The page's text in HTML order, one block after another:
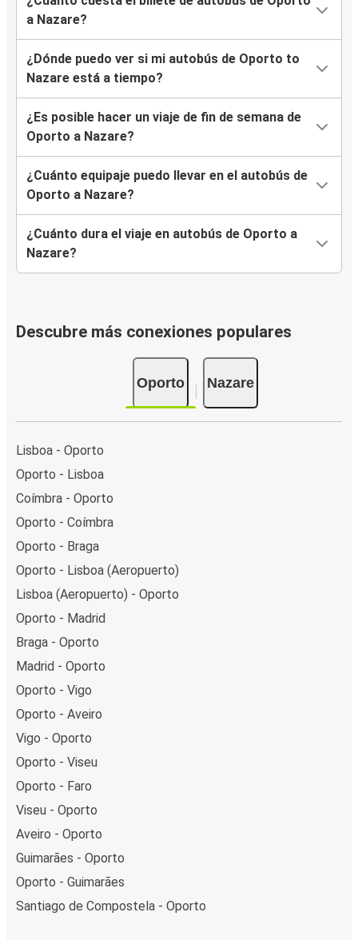
a Nazare?
¿Dónde puedo ver si mi autobús de Oporto to
Nazare está a tiempo?
¿Es posible hacer un viaje de fin de semana de
Oporto a Nazare?
¿Cuánto equipaje puedo llevar en el autobús de
Oporto a Nazare?
¿Cuánto dura el viaje en autobús de Oporto a
Nazare?
Descubre más conexiones populares
Oporto Nazare
Lisboa - Oporto
Oporto - Lisboa
Coímbra - Oporto
Oporto - Coímbra
Oporto - Braga
Oporto - Lisboa (Aeropuerto)
Lisboa (Aeropuerto) - Oporto
Oporto - Madrid
Braga - Oporto
Madrid - Oporto
Oporto - Vigo
Oporto - Aveiro
Vigo - Oporto
Oporto - Viseu
Oporto - Faro
Viseu - Oporto
Aveiro - Oporto
Guimarães - Oporto
Oporto - Guimarães
Santiago de Compostela - Oporto